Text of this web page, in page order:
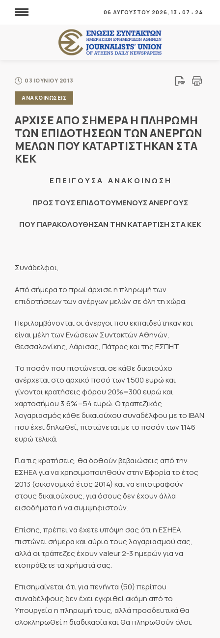
06 ΑΥΓΟΥΣΤΟΥ 2026, 13 : 07 : 24
03 ΙΟΥΝΙΟΥ 2013
ΑΝΑΚΟΙΝΩΣΕΙΣ
ΑΡΧΙΣΕ ΑΠΟ ΣΗΜΕΡΑ Η ΠΛΗΡΩΜΗ
ΤΩΝ ΕΠΙΔΟΤΗΣΕΩΝ ΤΩΝ ΑΝΕΡΓΩΝ
ΜΕΛΩΝ ΠΟΥ ΚΑΤΑΡΤΙΣΤΗΚΑΝ ΣΤΑ
ΚΕΚ
Ε Π Ε Ι Γ Ο Υ Σ Α Α Ν Α Κ Ο Ι Ν Ω Σ Η
ΠΡΟΣ ΤΟΥΣ ΕΠΙΔΟΤΟΥΜΕΝΟΥΣ ΑΝΕΡΓΟΥΣ
ΠΟΥ ΠΑΡΑΚΟΛΟΥΘΗΣΑΝ ΤΗΝ ΚΑΤΑΡΤΙΣΗ ΣΤΑ ΚΕΚ
Συνάδελφοι,
Από σήμερα το πρωί άρχισε η πληρωμή των
επιδοτήσεων των ανέργων μελών σε όλη τη χώρα.
Περιλαμβάνονται οι άνεργοι που εκπαιδεύτηκαν και
είναι μέλη των Ενώσεων Συντακτών Αθηνών,
Θεσσαλονίκης, Λάρισας, Πάτρας και της ΕΣΠΗΤ.
Το ποσόν που πιστώνεται σε κάθε δικαιούχο
ανέρχεται στο αρχικό ποσό των 1.500 ευρώ και
γίνονται κρατήσεις φόρου 20%=300 ευρώ και
χαρτοσήμου 3,6%=54 ευρώ. Ο τραπεζικός
λογαριασμός κάθε δικαιούχου συναδέλφου με το IBAN
που έχει δηλωθεί, πιστώνεται με το ποσόν των 1.146
ευρώ τελικά.
Για τις κρατήσεις, θα δοθούν βεβαιώσεις από την
ΕΣΗΕΑ για να χρησιμοποιηθούν στην Εφορία το έτος
2013 (οικονομικό έτος 2014) και να επιστραφούν
στους δικαιούχους, για όσους δεν έχουν άλλα
εισοδήματα ή να συμψηφιστούν.
Επίσης, πρέπει να έχετε υπόψη σας ότι η ΕΣΗΕΑ
πιστώνει σήμερα και αύριο τους λογαριασμού σας,
αλλά οι τράπεζες έχουν valeur 2-3 ημερών για να
εισπράξετε τα χρήματά σας.
Επισημαίνεται ότι για πενήντα (50) περίπου
συναδέλφους δεν έχει εγκριθεί ακόμη από το
Υπουργείο η πληρωμή τους, αλλά προοδευτικά θα
ολοκληρωθεί η διαδικασία και θα πληρωθούν όλοι.